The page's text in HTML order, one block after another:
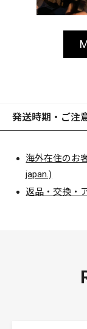
発送時期・ご注
海外在住のお
japan.)
返品・交換・